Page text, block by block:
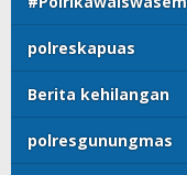
polreskapuas
Berita kehilangan
polresgunungmas